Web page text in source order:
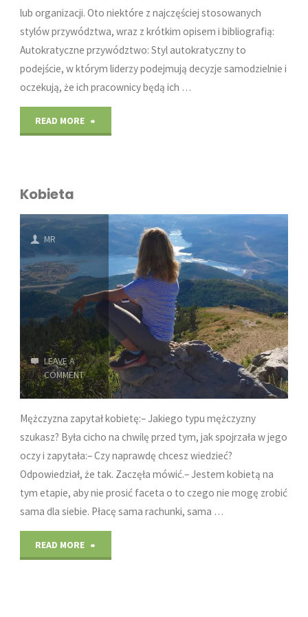
lub organizacji. Oto niektóre z najczęściej stosowanych
stylów przywództwa, wraz z krótkim opisem i bibliografią:
Autokratyczne przywództwo: Styl autokratyczny to
podejście, w którym liderzy podejmują decyzje samodzielnie i
oczekują, że ich pracownicy będą ich …
READ MORE "Style
Kobieta
MR
LEAVE A
COMMENT
Mężczyzna zapytał kobietę:– Jakiego typu mężczyzny
szukasz? Była cicho na chwilę przed tym, jak spojrzała w jego
oczy i zapytała:– Czy naprawdę chcesz wiedzieć?
Odpowiedział, że tak. Zaczęła mówić.– Jestem kobietą na
tym etapie, aby nie prosić faceta o to czego nie mogę zrobić
sama dla siebie. Płacę sama rachunki, sama …
READ MORE "Kobieta"